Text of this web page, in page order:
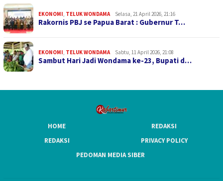
EKONOMI, TELUK WONDAMA Selasa, 21 April 2026, 21:16
Rakornis PBJ se Papua Barat : Gubernur T…
EKONOMI, TELUK WONDAMA Sabtu, 11 April 2026, 21:08
Sambut Hari Jadi Wondama ke-23, Bupati d…
HOME
REDAKSI
REDAKSI
PRIVACY POLICY
PEDOMAN MEDIA SIBER